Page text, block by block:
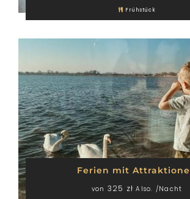
Frühstück
Ferien mit
von 325 zł Also. /Nacht